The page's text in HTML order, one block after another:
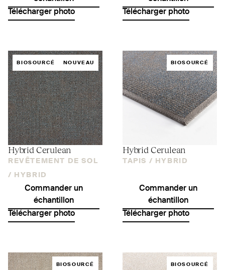
Télécharger photo
Télécharger photo
BIOSOURCÉ NOUVEAU
Hybrid Cerulean
REVÊTEMENT DE SOL
/
HYBRID
Commander un
échantillon
Télécharger photo
BIOSOURCÉ
Hybrid Cerulean
TAPIS / HYBRID
Commander un
échantillon
Télécharger photo
BIOSOURCÉ BIOSOURCÉ